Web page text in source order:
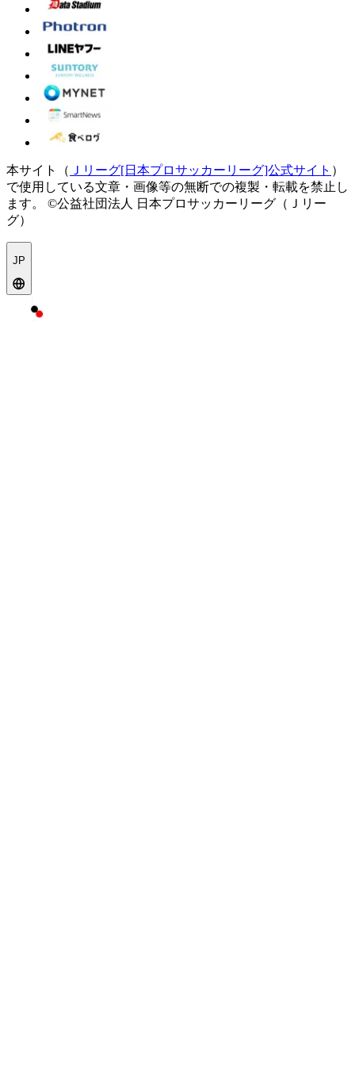
本サイト（ Ｊリーグ[日本プロサッカーリーグ]公式サイト ）
で使用している文章・画像等の無断での複製・転載を禁止し
ます。
©公益社団法人 日本プロサッカーリーグ（Ｊリー
グ）
JP